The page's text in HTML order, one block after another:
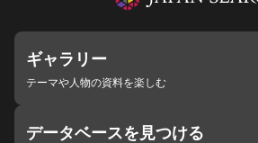
ギャラリー
テーマや人物の資料を楽しむ
データベースを見つける